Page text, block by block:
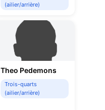
(ailier/arrière)
Theo Pedemons
Trois-quarts
(ailier/arrière)